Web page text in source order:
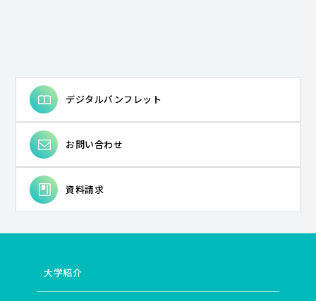
デジタルパンフレット
お問い合わせ
資料請求
大学紹介